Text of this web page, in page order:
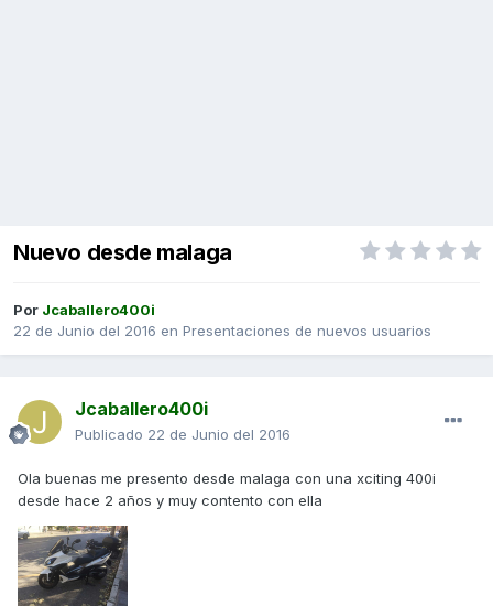
Nuevo desde malaga
Por Jcaballero400i
22 de Junio del 2016 en Presentaciones de nuevos usuarios
Jcaballero400i
Publicado 22 de Junio del 2016
Ola buenas me presento desde malaga con una xciting 400i
desde hace 2 años y muy contento con ella